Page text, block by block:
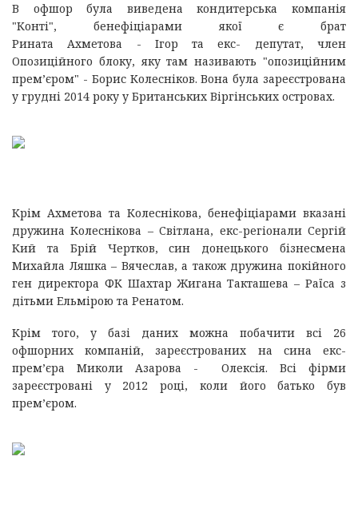
В офшор була виведена кондитерська компанія
"Конті", бенефіціарами якої є брат
Рината Ахметова - Ігор та екс- депутат, член
Опозиційного блоку, яку там називають "опозиційним
прем’єром" - Борис Колесніков. Вона була зареєстрована
у грудні 2014 року у Британських Віргінських островах.
Крім Ахметова та Колеснікова, бенефіціарами вказані
дружина Колеснікова – Світлана, екс-регіонали Сергій
Кий та Брій Чертков, син донецького бізнесмена
Михайла Ляшка – Вячеслав, а також дружина покійного
ген директора ФК Шахтар Жигана Такташева – Раїса з
дітьми Ельмірою та Ренатом.
Крім того, у базі даних можна побачити всі 26
офшорних компаній, зареєстрованих на сина екс-
прем’єра Миколи Азарова - Олексія. Всі фірми
зареєстровані у 2012 році, коли його батько був
прем’єром.